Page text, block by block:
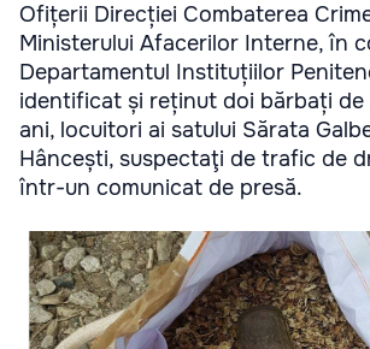
Ofițerii Direcției Combaterea
Ministerului Afacerilor Interne, în
Departamentul Instituțiilor
identificat și reținut doi bărbați de
ani, locuitori ai satului Sărata
Hâncești, suspectaţi de trafic de
într-un comunicat de presă.